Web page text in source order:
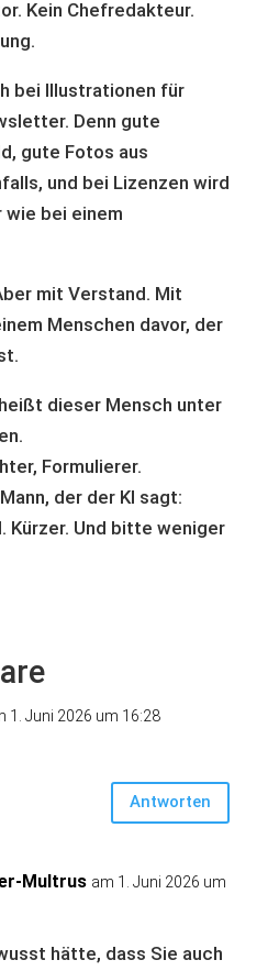
Kein Chefredakteur.
bei Illustrationen für
Denn gute
gute Fotos aus
und bei Lizenzen wird
bei einem
mit Verstand. Mit
Menschen davor, der
dieser Mensch unter
Formulierer.
der der KI sagt:
Kürzer. Und bitte weniger
1. Juni 2026 um 16:28
Antworten
Multrus am 1. Juni 2026 um
hätte, dass Sie auch